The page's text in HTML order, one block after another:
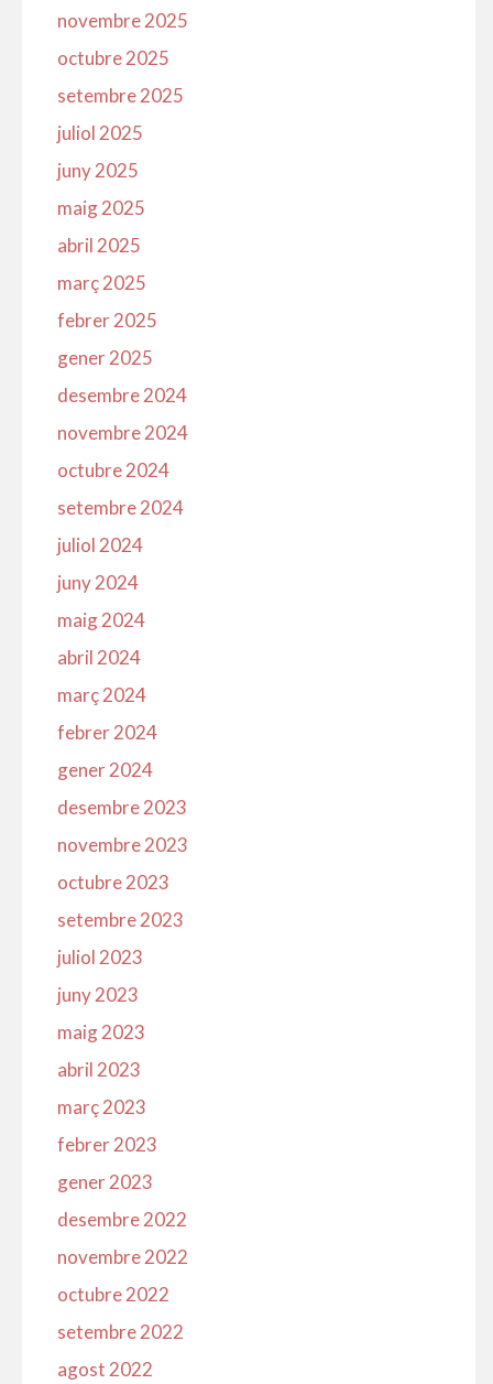
novembre 2025
octubre 2025
setembre 2025
juliol 2025
juny 2025
maig 2025
abril 2025
març 2025
febrer 2025
gener 2025
desembre 2024
novembre 2024
octubre 2024
setembre 2024
juliol 2024
juny 2024
maig 2024
abril 2024
març 2024
febrer 2024
gener 2024
desembre 2023
novembre 2023
octubre 2023
setembre 2023
juliol 2023
juny 2023
maig 2023
abril 2023
març 2023
febrer 2023
gener 2023
desembre 2022
novembre 2022
octubre 2022
setembre 2022
agost 2022